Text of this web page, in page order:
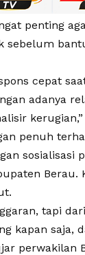
penting
sebelum
cepat
adanya
kerugian,”
penuh
sosialisasi
Berau.
tapi
kapan saja,
perwakilan